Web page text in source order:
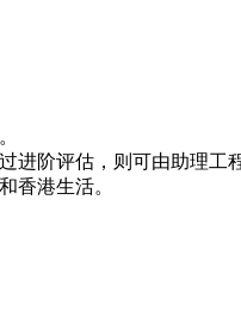
阶评估，则可由助理工
香港生活。